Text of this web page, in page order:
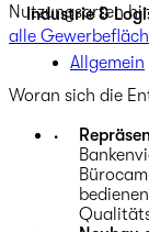
Industrie &
Allgemein
Nutzungsarten
alle
Woran sich die